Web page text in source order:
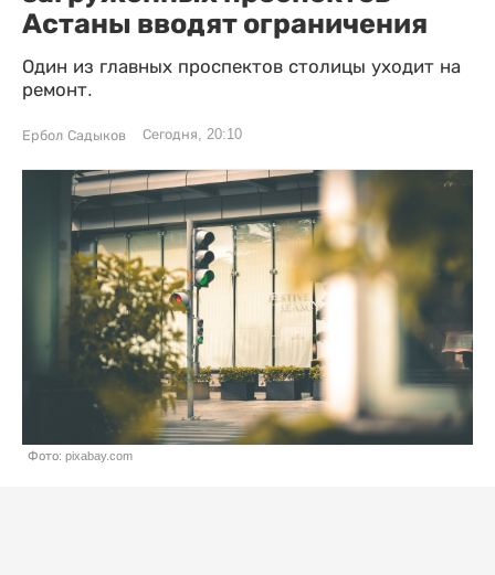
Астаны вводят ограничения
Один из главных проспектов столицы уходит на
ремонт.
Ербол Садыков Сегодня, 20:10
Фото: pixabay.com